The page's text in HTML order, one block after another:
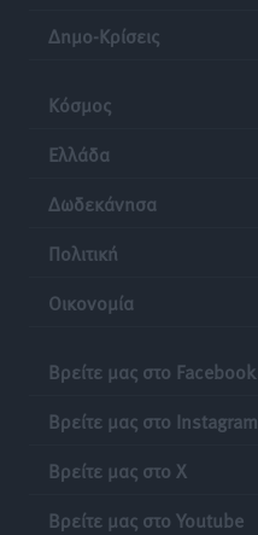
Δημο-Κρίσεις
Κόσμος
Ελλάδα
Δωδεκάνησα
Πολιτική
Οικονομία
Βρείτε μας στο Facebook
Βρείτε μας στο Instagram
Βρείτε μας στο X
Βρείτε μας στο Youtube